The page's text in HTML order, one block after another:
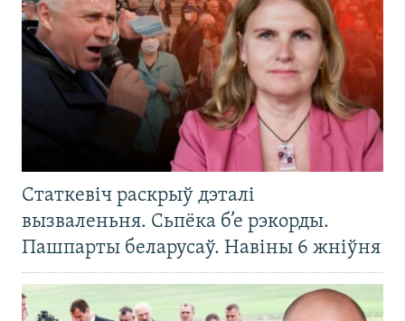
Статкевіч раскрыў дэталі
вызваленьня. Сьпёка б’е рэкорды.
Пашпарты беларусаў. Навіны 6 жніўня